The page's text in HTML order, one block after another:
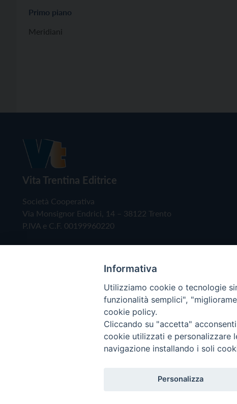
Primo piano
Meridiani
Vita Trentina Editrice
Società Cooperativa
Via Monsignor Endrici, 14 – 38122 Trento
P.IVA e C.F. 00199960220
Copyright © 2019 - Tutti i diritti riservati - Vita
Informativa
Utilizziamo cookie o tecnologie
funzionalità semplici",
cookie policy.
Cliccando su "accetta"
cookie utilizzati e personalizzare
navigazione installando i soli
Personalizza